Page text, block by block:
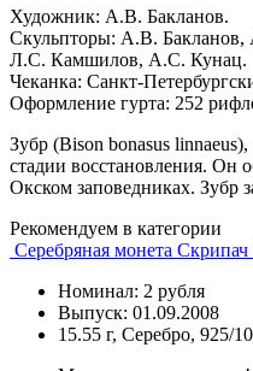
Художник: А.В. Бакланов.
Скульпторы: А.В. Бакланов,
Л.С. Камшилов, А.С. Кунац.
Чеканка: Санкт-
Оформление гурта: 252
Зубр (Bison bonasus
стадии восстановления. Он
Окском заповедниках. Зубр
Рекомендуем в категории
Серебряная монета
Номинал: 2 рубля
Выпуск: 01.09.2008
15.55 г, Серебро, 925/